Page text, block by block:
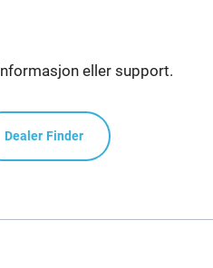
eller support.
Dealer Finder